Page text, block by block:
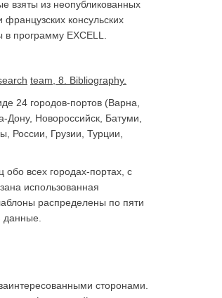
взяты из неопубликованных
французских консульских
в программу EXCELL.
team, 8. Bibliography.
24 городов-портов (Варна,
Дону, Новороссийск, Батуми,
России, Грузии, Турции,
всех городах-портах, с
использованная
распределены по пяти
данные.
сторонами.